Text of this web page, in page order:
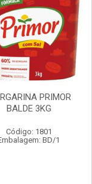
PRIMOR
CAIXA 12X500G
Código: 1797
CX/1